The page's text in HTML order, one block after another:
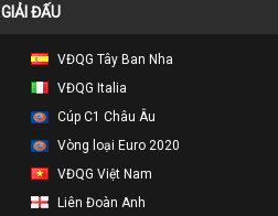
GIẢI ĐẤU
VĐQG Tây Ban Nha
VĐQG Italia
Cúp C1 Châu Âu
Vòng loại Euro 2020
VĐQG Việt Nam
Liên Đoàn Anh